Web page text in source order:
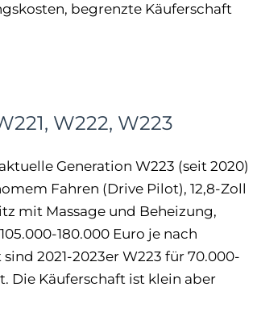
begrenzte Käuferschaft
W222, W223
Generation W223 (seit 2020)
Fahren (Drive Pilot), 12,8-Zoll
mit Massage und Beheizung,
180.000 Euro je nach
2021-2023er W223 für 70.000-
Die Käuferschaft ist klein aber